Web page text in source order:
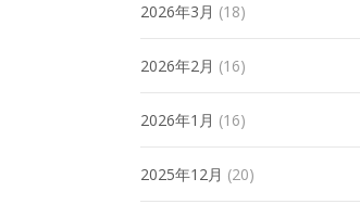
2026年3月 (18)
2026年2月 (16)
2026年1月 (16)
2025年12月 (20)